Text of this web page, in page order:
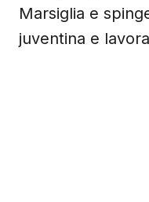
Marsiglia e
juventina e